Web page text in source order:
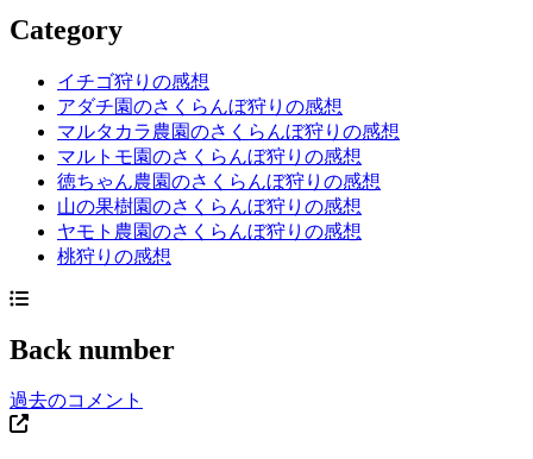
Category
イチゴ狩りの感想
アダチ園のさくらんぼ狩りの感想
マルタカラ農園のさくらんぼ狩りの感想
マルトモ園のさくらんぼ狩りの感想
徳ちゃん農園のさくらんぼ狩りの感想
山の果樹園のさくらんぼ狩りの感想
ヤモト農園のさくらんぼ狩りの感想
桃狩りの感想
Back number
過去のコメント